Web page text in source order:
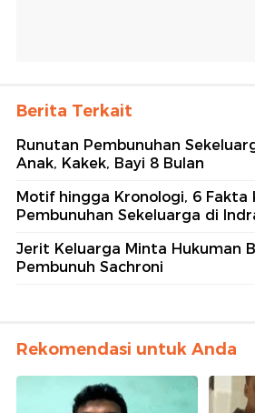
Berita Terkait
Runutan Pembunuhan
Anak, Kakek, Bayi 8 Bulan
Motif hingga Kronologi, 6 Fakta
Pembunuhan Sekeluarga di
Jerit Keluarga Minta Hukuman
Pembunuh Sachroni
Rekomendasi untuk Anda